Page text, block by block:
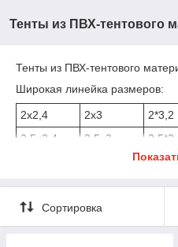
Тенты из ПВХ-тентового
Тенты из ПВХ-тентового
Широкая линейка размеров:
2х2,4 2х3 2*3,2
2,5х2,4
2,5х3
3*3,2
3,5*2,4
3,5х3
4*2,4
4х3
Сортировка